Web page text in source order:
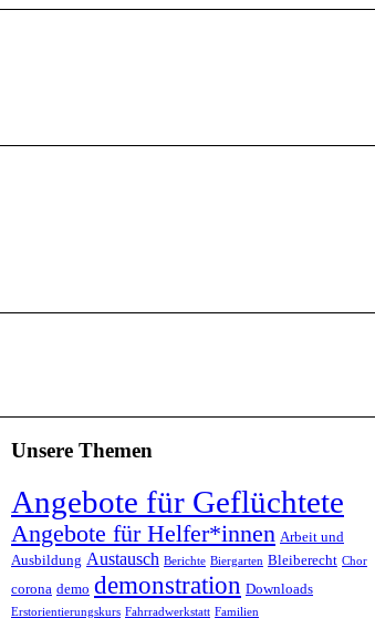
Unsere Themen
Angebote für Geflüchtete
Angebote für Helfer*innen Arbeit und
Ausbildung Austausch Berichte Biergarten Bleiberecht Chor
corona demo demonstration Downloads
Erstorientierungskurs Fahrradwerkstatt Familien